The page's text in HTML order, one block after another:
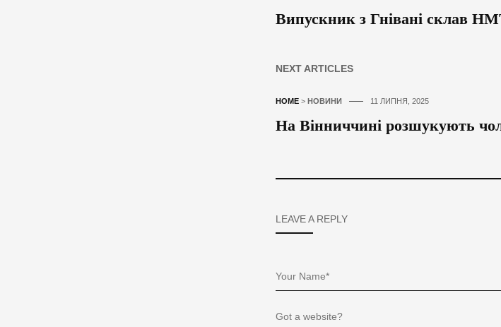
Випускник з Гнівані склав
NEXT ARTICLES
HOME> НОВИНИ 11 ЛИПНЯ, 2025
На Вінниччині розшукують
LEAVE A REPLY